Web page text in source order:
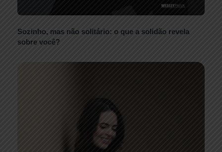
Sozinho, mas não solitário: o que a solidão revela
sobre você?